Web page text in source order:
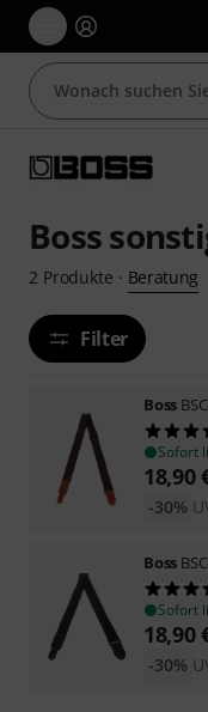
Boss
2 Produkte · Beratung
Filter
Boss
Sofort
18,90
-30%
Boss
Sofort
18,90
-30%